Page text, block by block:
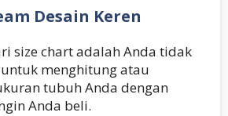
Desain Keren
size chart adalah Anda tidak
menghitung atau
tubuh Anda dengan
Anda beli.